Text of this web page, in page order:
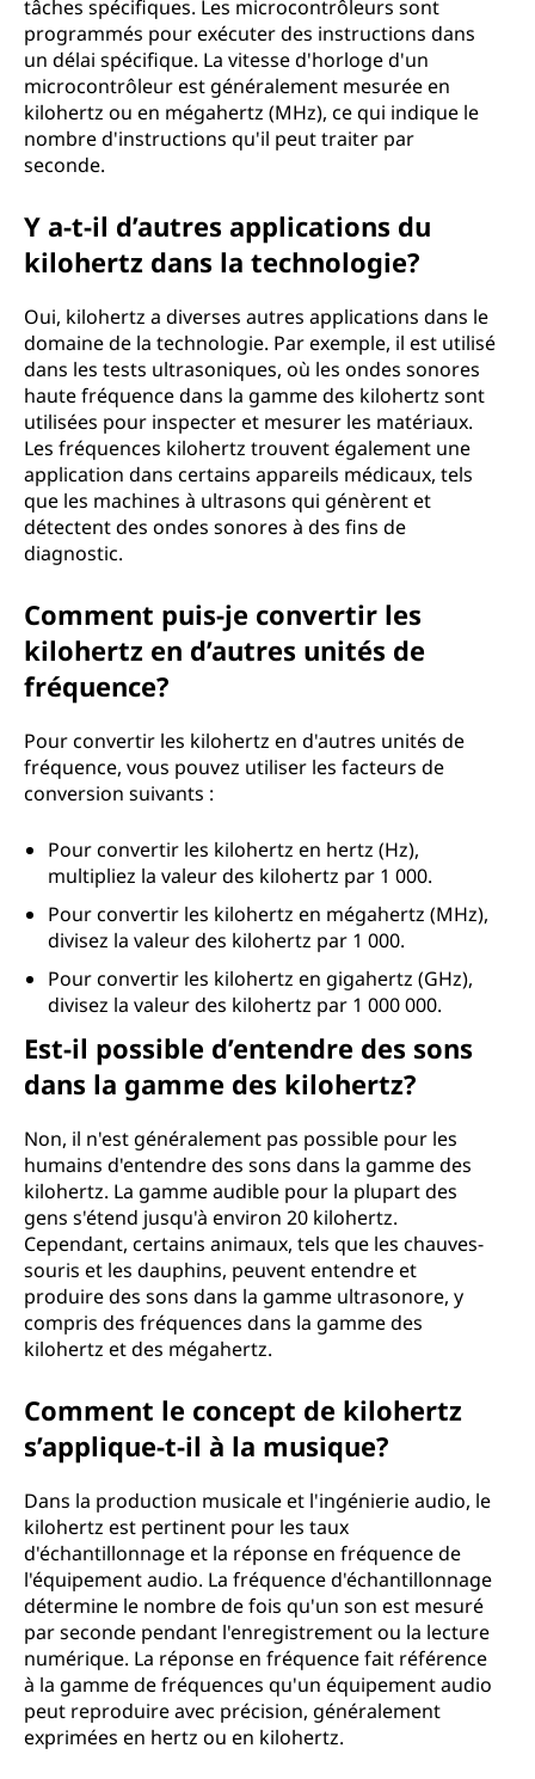
tâches spécifiques. Les microcontrôleurs sont
programmés pour exécuter des instructions dans
un délai spécifique. La vitesse d'horloge d'un
microcontrôleur est généralement mesurée en
kilohertz ou en mégahertz (MHz), ce qui indique le
nombre d'instructions qu'il peut traiter par
seconde.
Y a-t-il d’autres applications du
kilohertz dans la technologie?
Oui, kilohertz a diverses autres applications dans le
domaine de la technologie. Par exemple, il est utilisé
dans les tests ultrasoniques, où les ondes sonores
haute fréquence dans la gamme des kilohertz sont
utilisées pour inspecter et mesurer les matériaux.
Les fréquences kilohertz trouvent également une
application dans certains appareils médicaux, tels
que les machines à ultrasons qui génèrent et
détectent des ondes sonores à des fins de
diagnostic.
Comment puis-je convertir les
kilohertz en d’autres unités de
fréquence?
Pour convertir les kilohertz en d'autres unités de
fréquence, vous pouvez utiliser les facteurs de
conversion suivants :
Pour convertir les kilohertz en hertz (Hz),
multipliez la valeur des kilohertz par 1 000.
Pour convertir les kilohertz en mégahertz (MHz),
divisez la valeur des kilohertz par 1 000.
Pour convertir les kilohertz en gigahertz (GHz),
divisez la valeur des kilohertz par 1 000 000.
Est-il possible d’entendre des sons
dans la gamme des kilohertz?
Non, il n'est généralement pas possible pour les
humains d'entendre des sons dans la gamme des
kilohertz. La gamme audible pour la plupart des
gens s'étend jusqu'à environ 20 kilohertz.
Cependant, certains animaux, tels que les chauves-
souris et les dauphins, peuvent entendre et
produire des sons dans la gamme ultrasonore, y
compris des fréquences dans la gamme des
kilohertz et des mégahertz.
Comment le concept de kilohertz
s’applique-t-il à la musique?
Dans la production musicale et l'ingénierie audio, le
kilohertz est pertinent pour les taux
d'échantillonnage et la réponse en fréquence de
l'équipement audio. La fréquence d'échantillonnage
détermine le nombre de fois qu'un son est mesuré
par seconde pendant l'enregistrement ou la lecture
numérique. La réponse en fréquence fait référence
à la gamme de fréquences qu'un équipement audio
peut reproduire avec précision, généralement
exprimées en hertz ou en kilohertz.